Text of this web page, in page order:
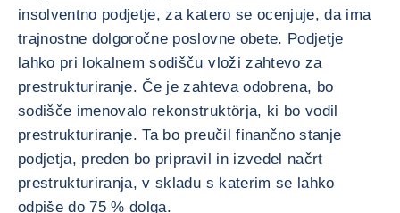
insolventno podjetje, za katero se ocenjuje, da ima
trajnostne dolgoročne poslovne obete. Podjetje
lahko pri lokalnem sodišču vloži zahtevo za
prestrukturiranje. Če je zahteva odobrena, bo
sodišče imenovalo rekonstruktörja, ki bo vodil
prestrukturiranje. Ta bo preučil finančno stanje
podjetja, preden bo pripravil in izvedel načrt
prestrukturiranja, v skladu s katerim se lahko
odpiše do 75 % dolga.